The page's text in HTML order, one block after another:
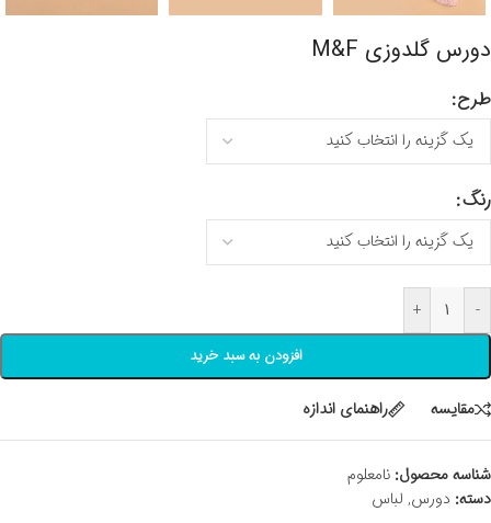
دورس گلدوزی M&F
طرح
رنگ
-
+
افزودن به سبد خرید
مقايسه راهنمای اندازه
شناسه محصول: نامعلوم
دسته: دورس, لباس